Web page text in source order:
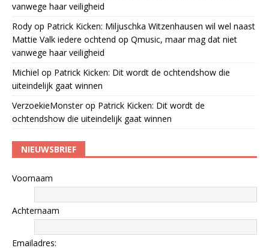
vanwege haar veiligheid
Rody op Patrick Kicken: Miljuschka Witzenhausen wil wel naast
Mattie Valk iedere ochtend op Qmusic, maar mag dat niet
vanwege haar veiligheid
Michiel op Patrick Kicken: Dit wordt de ochtendshow die
uiteindelijk gaat winnen
VerzoekieMonsterop Patrick Kicken: Dit wordt de
ochtendshow die uiteindelijk gaat winnen
NIEUWSBRIEF
Voornaam
Achternaam
Emailadres: